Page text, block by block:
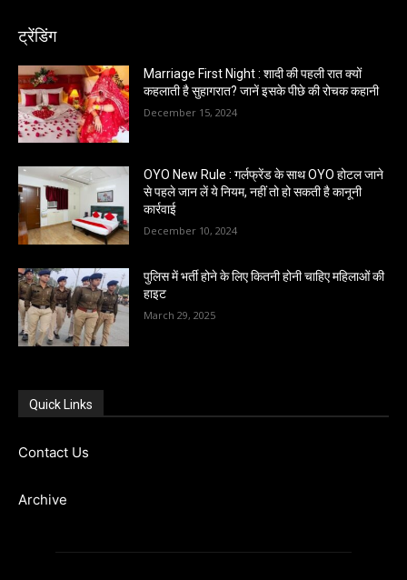
ट्रेंडिंग
Marriage First Night : शादी की पहली रात क्यों
कहलाती है सुहागरात? जानें इसके पीछे की रोचक कहानी
December 15, 2024
OYO New Rule : गर्लफ्रेंड के साथ OYO होटल जाने
से पहले जान लें ये नियम, नहीं तो हो सकती है कानूनी
कार्रवाई
December 10, 2024
पुलिस में भर्ती होने के लिए कितनी होनी चाहिए महिलाओं की
हाइट
March 29, 2025
Quick Links
Contact Us
Archive